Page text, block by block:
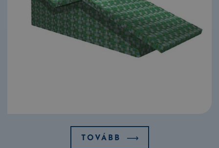
TOVÁBB